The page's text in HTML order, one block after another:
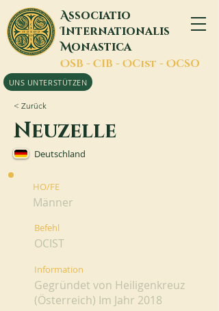
Associatio
Internationalis
Monastica
OSB - CIB - OCist - OCSO
UNS UNTERSTÜTZEN
< Zurück
Neuzelle
Deutschland
HO/FE
Männer
Befehl
OCIST
Information
Gegründet von Heiligenkreuz
(Österreich) Im Jahr 2018